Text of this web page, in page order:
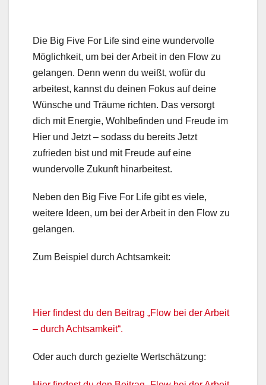
Die Big Five For Life sind eine wundervolle
Möglichkeit, um bei der Arbeit in den Flow zu
gelangen. Denn wenn du weißt, wofür du
arbeitest, kannst du deinen Fokus auf deine
Wünsche und Träume richten. Das versorgt
dich mit Energie, Wohlbefinden und Freude im
Hier und Jetzt – sodass du bereits Jetzt
zufrieden bist und mit Freude auf eine
wundervolle Zukunft hinarbeitest.
Neben den Big Five For Life gibt es viele,
weitere Ideen, um bei der Arbeit in den Flow zu
gelangen.
Zum Beispiel durch Achtsamkeit:
Hier findest du den Beitrag „Flow bei der Arbeit
– durch Achtsamkeit“.
Oder auch durch gezielte Wertschätzung: